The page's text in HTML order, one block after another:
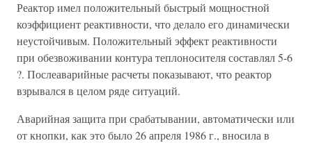
Реактор имел положительный быстрый мощностной
коэффициент реактивности, что делало его динамически
неустойчивым. Положительный эффект реактивности
при обезвоживании контура теплоносителя составлял 5-6
?. Послеаварийные расчеты показывают, что реактор
взрывался в целом ряде ситуаций.
Аварийная защита при срабатывании, автоматически или
от кнопки, как это было 26 апреля 1986 г., вносила в